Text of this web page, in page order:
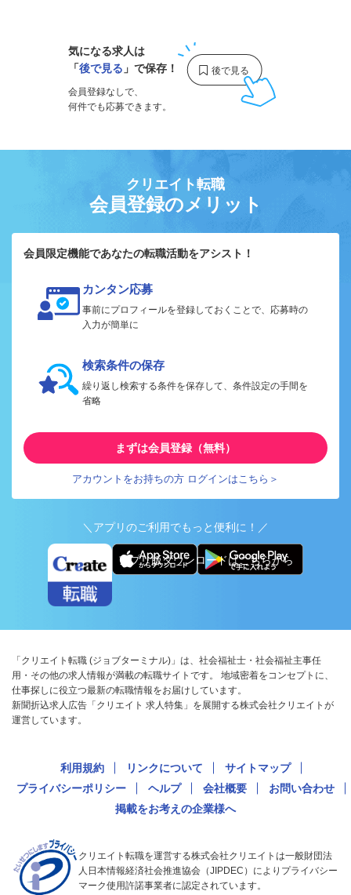
気になる求人は
「後で見る 」で保存！
会員登録なしで、
何件でも応募できます。
クリエイト転職
会員登録のメリット
会員限定機能であなたの転職活動をアシスト！
カンタン応募
事前にプロフィールを登録しておくことで、応募時の
入力が簡単に
検索条件の保存
繰り返し検索する条件を保存して、条件設定の手間を
省略
まずは会員登録（無料）
アカウントをお持ちの方 ログインはこちら＞
＼アプリのご利用でもっと便利に！／
アプリ版ダウンロードはこちらから
「クリエイト転職 (ジョブターミナル)」は、社会福祉士・社会福祉主事任
用・その他の求人情報が満載の転職サイトです。 地域密着をコンセプトに、
仕事探しに役立つ最新の転職情報をお届けしています。
新聞折込求人広告「クリエイト 求人特集」を展開する株式会社クリエイトが
運営しています。
利用規約 リンクについて
サイトマップ
プライバシーポリシー
ヘルプ 会社概要
お問い合わせ
掲載をお考えの企業様へ
クリエイト転職を運営する株式会社クリエイトは一般財団法
人日本情報経済社会推進協会（JIPDEC）によりプライバシー
マーク使用許諾事業者に認定されています。